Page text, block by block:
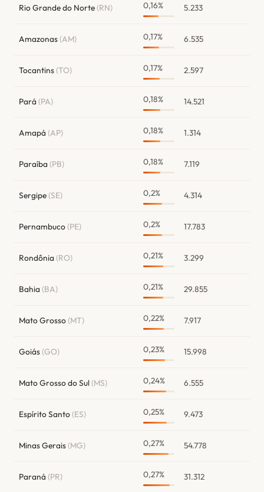
Rio Grande do Norte(RN) 0,16% 5.233
Amazonas(AM) 0,17% 6.535
Tocantins(TO) 0,17% 2.597
Pará (PA) 0,18% 14.521
Amapá (AP) 0,18% 1.314
Paraíba (PB) 0,18% 7.119
Sergipe(SE) 0,2% 4.314
Pernambuco(PE) 0,2% 17.783
Rondônia (RO) 0,21% 3.299
Bahia (BA) 0,21% 29.855
Mato Grosso(MT) 0,22% 7.917
Goiás(GO) 0,23% 15.998
Mato Grosso do Sul(MS) 0,24% 6.555
Espírito Santo(ES) 0,25% 9.473
Minas Gerais(MG) 0,27% 54.778
Paraná (PR) 0,27% 31.312